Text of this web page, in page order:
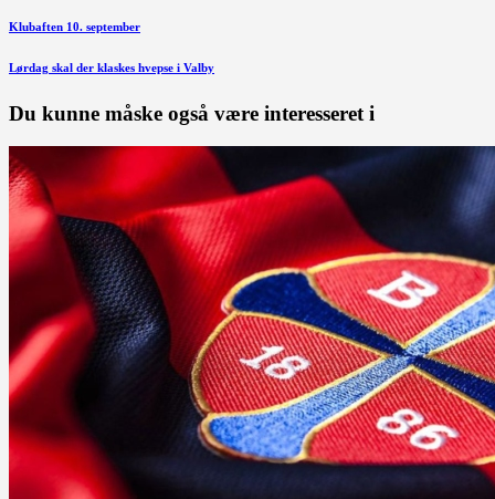
Klubaften 10. september
Næste
Lørdag skal der klaskes hvepse i Valby
Du kunne måske også være interesseret i